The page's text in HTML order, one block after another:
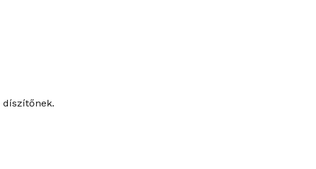
díszítőnek.